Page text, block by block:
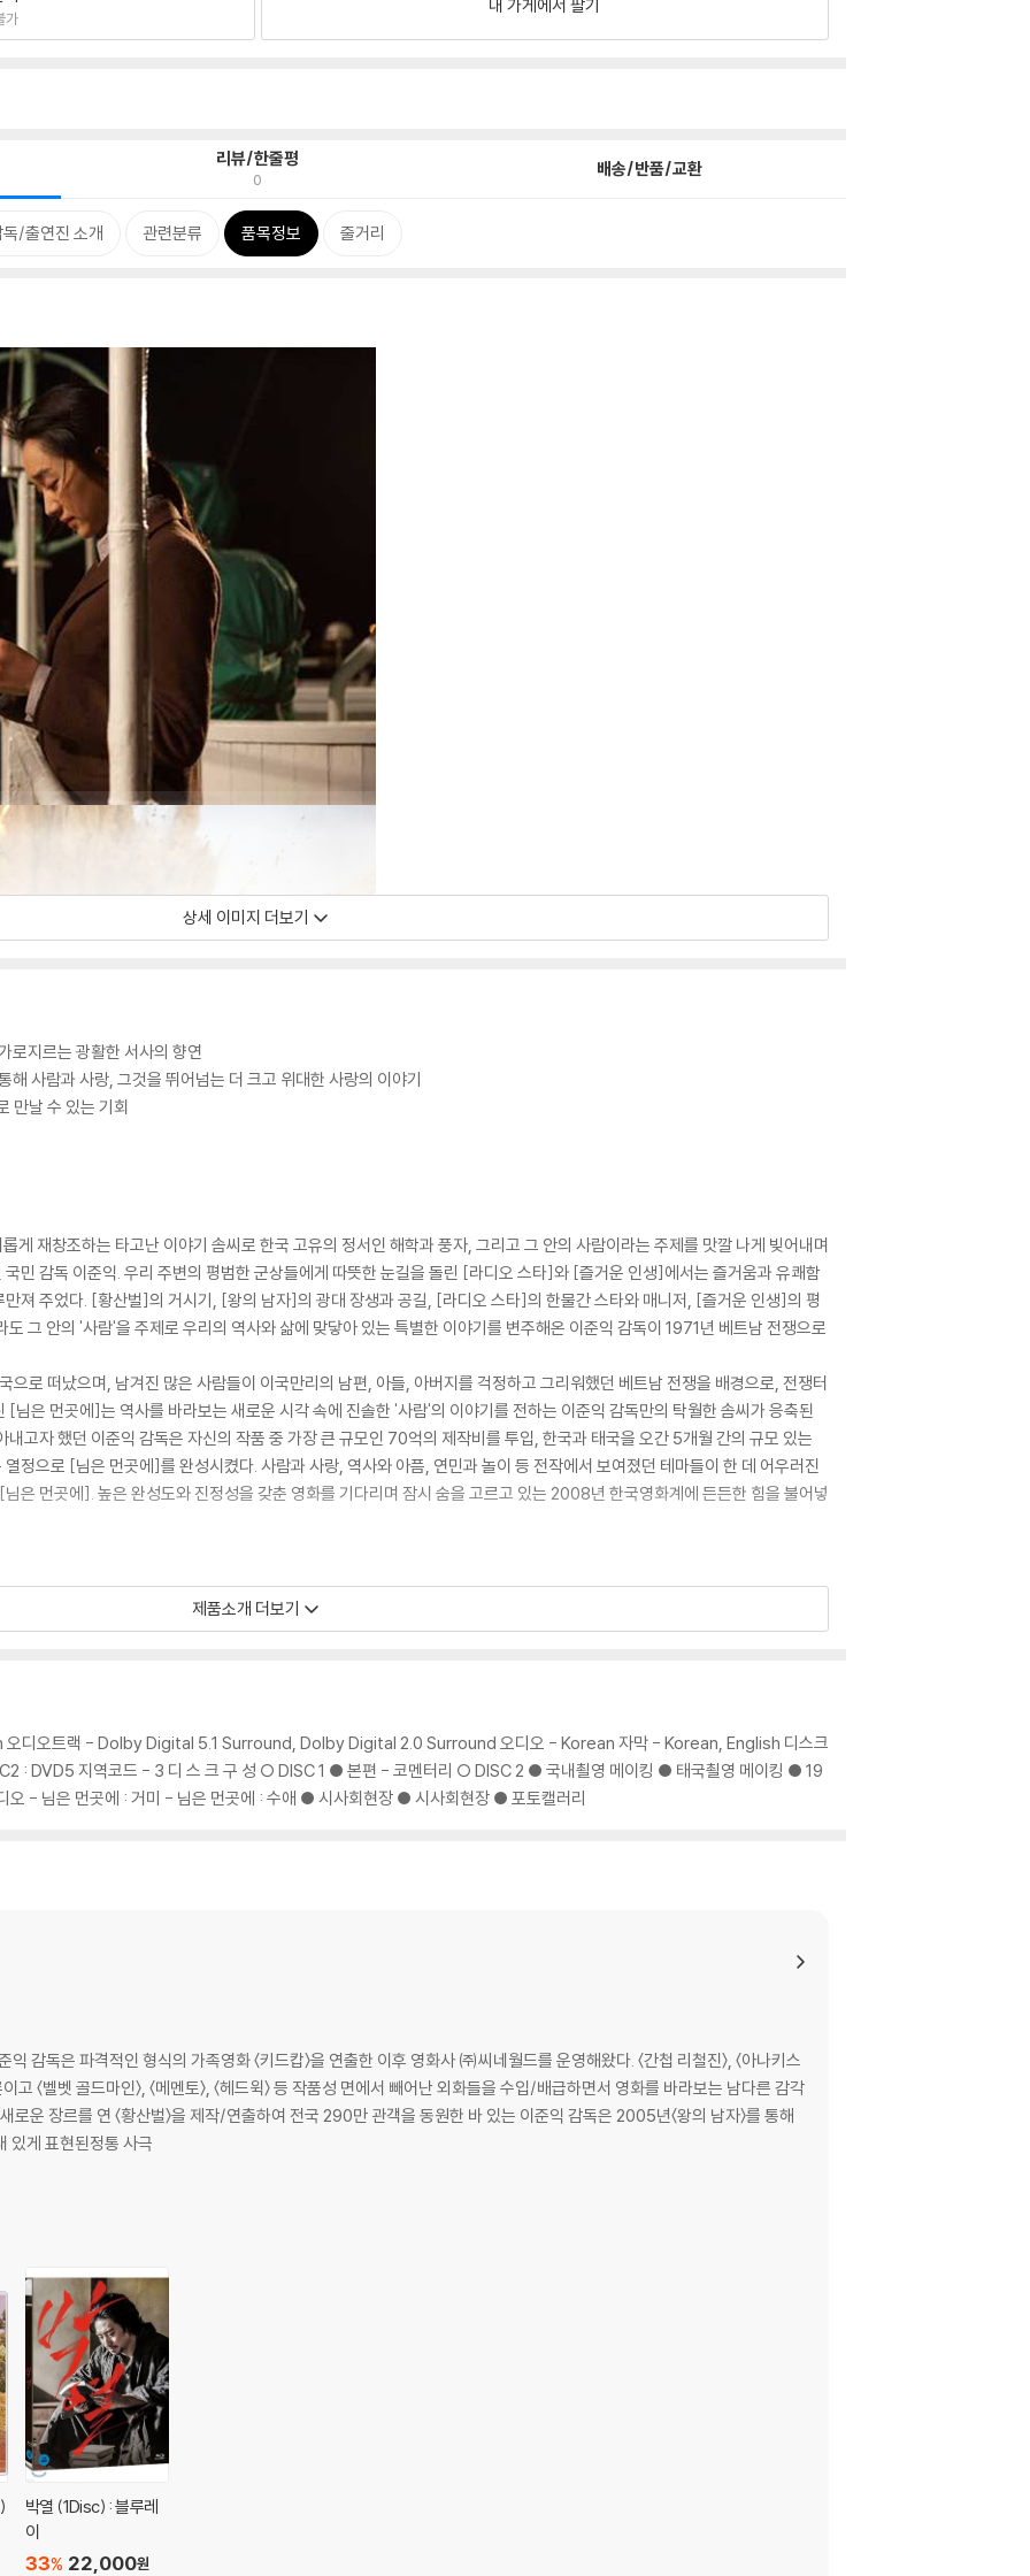
가
내 가게에서 팔기
리뷰/한줄평
0 배송/반품/교환
/출연진 소개 관련분류 품목정보 줄거리
상세 이미지 더보기
로지르는 광활한 서사의 향연
사람과 사랑, 그것을 뛰어넘는 더 크고 위대한 사랑의 이야기
만날 수 있는 기회
재창조하는 타고난 이야기 솜씨로 한국 고유의 정서인 해학과 풍자, 그리고 그 안의 사람이라는 주제를 맛깔 나게 빚어내며
민 감독 이준익. 우리 주변의 평범한 군상들에게 따뜻한 눈길을 돌린 [라디오 스타]와 [즐거운 인생]에서는 즐거움과 유쾌함
져 주었다. [황산벌]의 거시기, [왕의 남자]의 광대 장생과 공길, [라디오 스타]의 한물간 스타와 매니저, [즐거운 인생]의 평
그 안의 '사람'을 주제로 우리의 역사와 삶에 맞닿아 있는 특별한 이야기를 변주해온 이준익 감독이 1971년 베트남 전쟁으로
으로 떠났으며, 남겨진 많은 사람들이 이국만리의 남편, 아들, 아버지를 걱정하고 그리워했던 베트남 전쟁을 배경으로, 전쟁터
님은 먼곳에]는 역사를 바라보는 새로운 시각 속에 진솔한 '사람'의 이야기를 전하는 이준익 감독만의 탁월한 솜씨가 응축된
고자 했던 이준익 감독은 자신의 작품 중 가장 큰 규모인 70억의 제작비를 투입, 한국과 태국을 오간 5개월 간의 규모 있는
정으로 [님은 먼곳에]를 완성시켰다. 사람과 사랑, 역사와 아픔, 연민과 놀이 등 전작에서 보여졌던 테마들이 한 데 어우러진
은 먼곳에]. 높은 완성도와 진정성을 갖춘 영화를 기다리며 잠시 숨을 고르고 있는 2008년 한국영화계에 든든한 힘을 불어넣
사실적 풍경과 함께 그 안에 혼재된 다양한 사람들과 마주한다. 한 마을이 초토화되고 있는 순간에도 전쟁으로 호황을 맞은
그곳을 전전하는 한국 사람들이 뒤섞인 사이공 시내, 고국에서 온 위문공연단에 환호하는 젊은 군인들의 열기로 가득 찬 야
화 되는 한국군 진지, 베트콩과 그들의 가족이 몸을 숨긴 지하 땅굴을 지나 거대한 미군 캠프까지. 남편이 있는 호이안으로 가
얼마나 큰 비극이며 아픔인지, 전쟁의 아이러니와 슬픔을 더욱 극명하게 담아낸다.
쟁터로 가버린 남편을 찾기 위해, 전쟁 한복판을 꿋꿋하게 헤쳐가며 현대의 그 누구보다도 강인한 내면과 당당한 모습을 보
소용돌이를 묵묵히 가로지르며 강하게 변모해가는 순이를 통해 인간에 대한 연민과 포용력을 담아낸 [님은 먼곳에]는 전쟁영
닌 보다 깊고 넓은 테두리에서 진정한 사랑의 의미를 되짚는 영화로 큰 진폭의 감동을 선사할 것이다.
된 이준익 감독은 실제 패티김, 현미, 김세레나 등 당대 최고 가수들이 함께 했던 베트남 전쟁의 위문공연단이라는 신선한 소
. 남편을 찾기 위해 위문공연단의 보컬 '써니'가 되어 노래하는 순이, 그리고 그녀의 춤과 노래에 환호와 열정을 뿜어내는 수많
되었던 위문공연의 생생한 풍경은 유쾌한 낭만을 전하는 동시에 그 이면에 숨어있는 전쟁의 공포와 맞물려 가슴 저릿한 아이
단단히 챙기려는 위문공연단 단장 정만과 고국으로 돌아가고 싶지만 베트남에서의 미련을 버리지 못하는 밴드 멤버 용득.
겐 돈벌이의 수단이었고, 또 다른 누군가에겐 꿈이었던 베트남 전쟁 속에서 희로애락을 간직한 진짜 사람들의 이야기는 197
와 감동으로 다가갈 것이다.
흡을 맞추며 주옥 같은 영화 음악을 탄생시켰던 한국 최고의 실력파 음악 감독 방준석, 이병훈. 그들이 다시 결합한 [님은 먼
제품소개 더보기
디오트랙 - Dolby Digital 5.1 Surround, Dolby Digital 2.0 Surround 오디오 - Korean 자막 - Korean, English 디스크
: DVD5 지역코드 - 3 디 스 크 구 성 ○ DISC 1 ● 본편 - 코멘터리 ○ DISC 2 ● 국내쵤영 메이킹 ● 태국쵤영 메이킹 ● 19
- 님은 먼곳에 : 거미 - 님은 먼곳에 : 수애 ● 시사회현장 ● 시사회현장 ● 포토캘러리
감독은 파격적인 형식의 가족영화 〈키드캅〉을 연출한 이후 영화사 ㈜씨네월드를 운영해왔다. 〈간첩 리철진〉, 〈아나키스
고 〈벨벳 골드마인〉, 〈메멘토〉, 〈헤드윅〉 등 작품성 면에서 빼어난 외화들을 수입/배급하면서 영화를 바라보는 남다른 감각
있게 표현된정통 사극
박열 (1Disc) : 블루레
이
22,000원
33%